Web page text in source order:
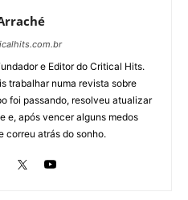
e Editor do Critical Hits.
trabalhar numa revista sobre
foi passando, resolveu atualizar
e, após vencer alguns medos
correu atrás do sonho.